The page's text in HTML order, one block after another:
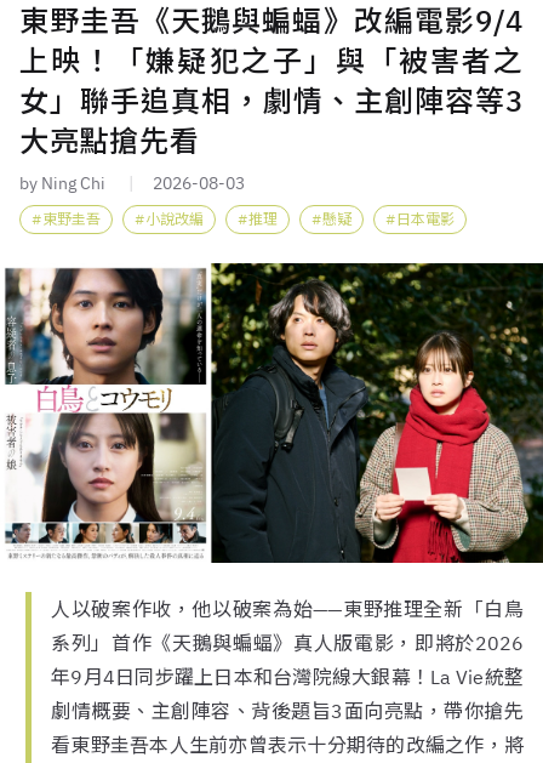
東野圭吾《天鵝與蝙蝠》改編電影9/4
上映！「嫌疑犯之子」與「被害者之
女」聯手追真相，劇情、主創陣容等3
大亮點搶先看
by Ning Chi 2026-08-03
東野圭吾 小說改編 推理 懸疑 日本電影
人以破案作收，他以破案為始——東野推理全新「白鳥
系列」首作《天鵝與蝙蝠》真人版電影，即將於2026
年9月4日同步躍上日本和台灣院線大銀幕！La Vie統整
劇情概要、主創陣容、背後題旨3面向亮點，帶你搶先
看東野圭吾本人生前亦曾表示十分期待的改編之作，將